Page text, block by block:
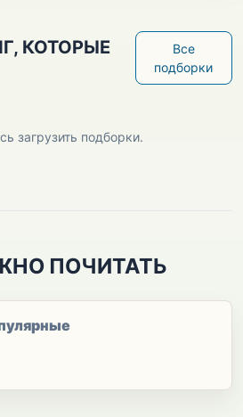
КОТОРЫЕ
Все
подборки
загрузить подборки.
ПОЧИТАТЬ